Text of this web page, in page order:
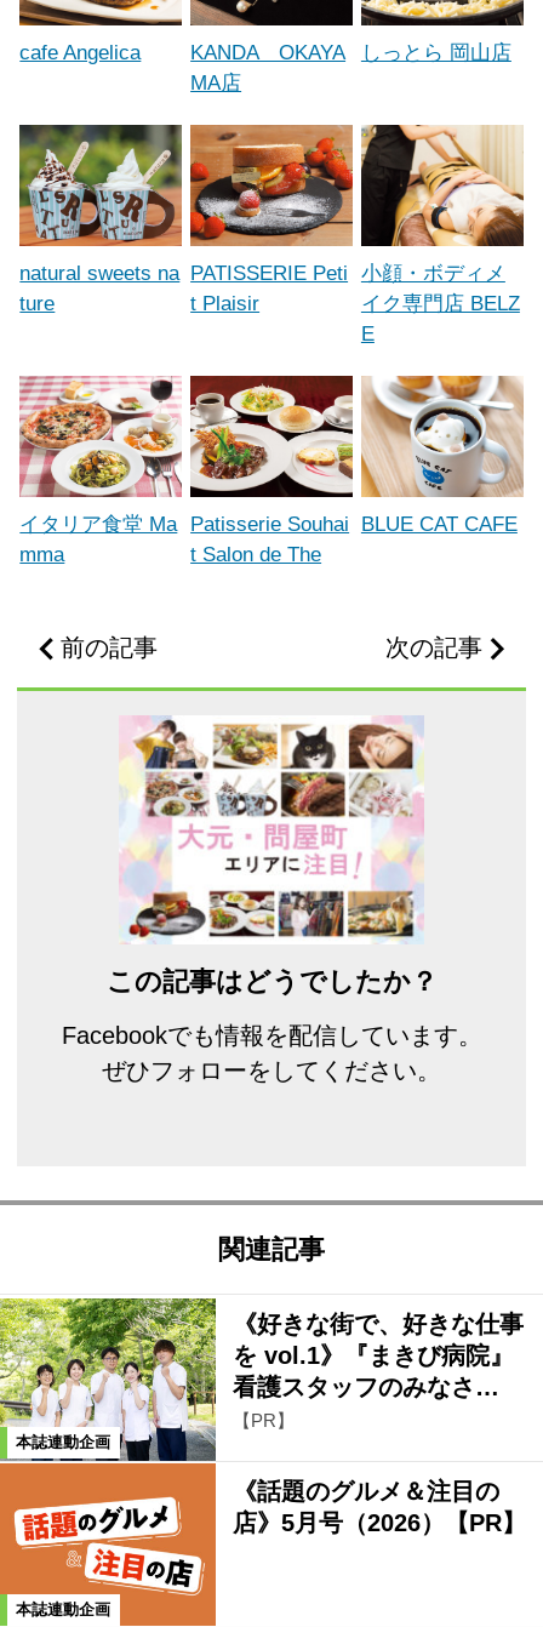
cafe Angelica
KANDA OKAYA
MA店
しっとら 岡山店
natural sweets na
ture
PATISSERIE Peti
t Plaisir
小顔・ボディメ
イク専門店 BELZ
E
イタリア食堂 Ma
mma
Patisserie Souhai
t Salon de The
BLUE CAT CAFE
前の記事 次の記事
この記事はどうでしたか？
Facebookでも情報を配信しています。
ぜひフォローをしてください。
関連記事
本誌連動企画
《好きな街で、好きな仕事
を vol.1》『まきび病院』
看護スタッフのみなさ…
【PR】
本誌連動企画
《話題のグルメ＆注目の
店》5月号（2026）【PR】